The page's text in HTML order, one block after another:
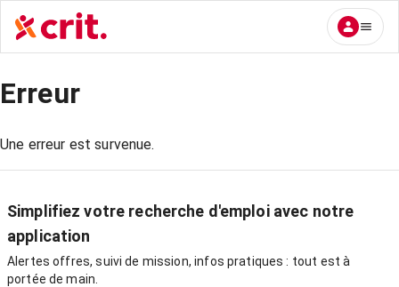
Erreur
Une erreur est survenue.
Simplifiez votre recherche d'emploi avec notre
application
Alertes offres, suivi de mission, infos pratiques : tout est à
portée de main.